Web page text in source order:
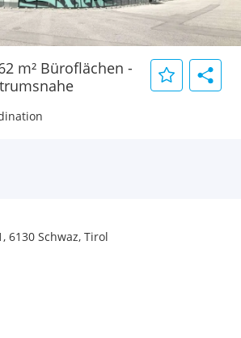
m² Büroflächen -
6130 Schwaz, Tirol